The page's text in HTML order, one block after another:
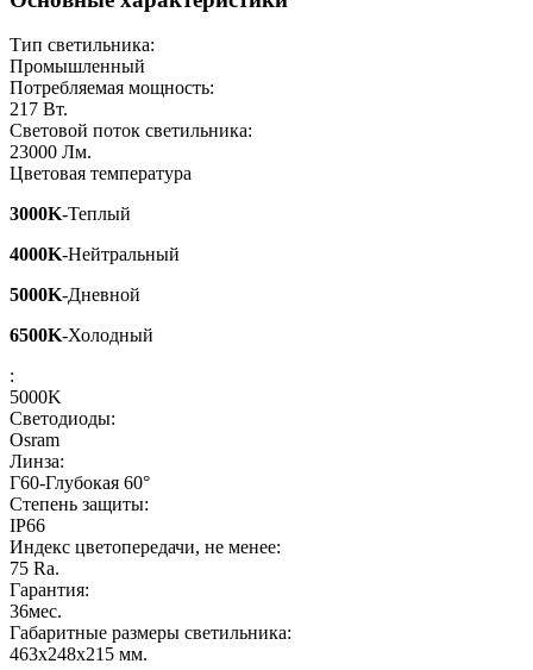
Тип светильника:
Промышленный
Потребляемая мощность:
217 Вт.
Световой поток светильника:
23000 Лм.
Цветовая температура
3000K-Теплый
4000K-Нейтральный
5000K-Дневной
6500K-Холодный
:
5000K
Светодиоды:
Osram
Линза:
Г60-Глубокая 60°
Степень защиты:
IP66
Индекс цветопередачи, не менее:
75 Ra.
Гарантия:
36мес.
Габаритные размеры светильника:
463x248x215 мм.